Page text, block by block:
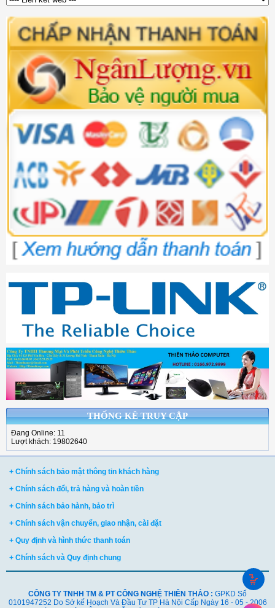
THỐNG KÊ TRUY CẬP
Đang Online: 11
Lượt khách: 19802640
+ Chính sách bảo mật thông tin khách hàng
+ Chính sách đổi, trả hàng và hoàn tiền
+ Chính sách bảo hành, bảo trì
+ Chính sách vận chuyển, giao nhận, cài đặt
+ Quy định và hình thức thanh toán
+ Chính sách và Quy định chung
CÔNG TY TNHH TM & PT CÔNG NGHỆ THIÊN THẢO : GPKD Số
0101947252 Do Sở kế Hoạch Và Đầu Tư TP Hà Nội Cấp Ngày 16 - 05 - 2006